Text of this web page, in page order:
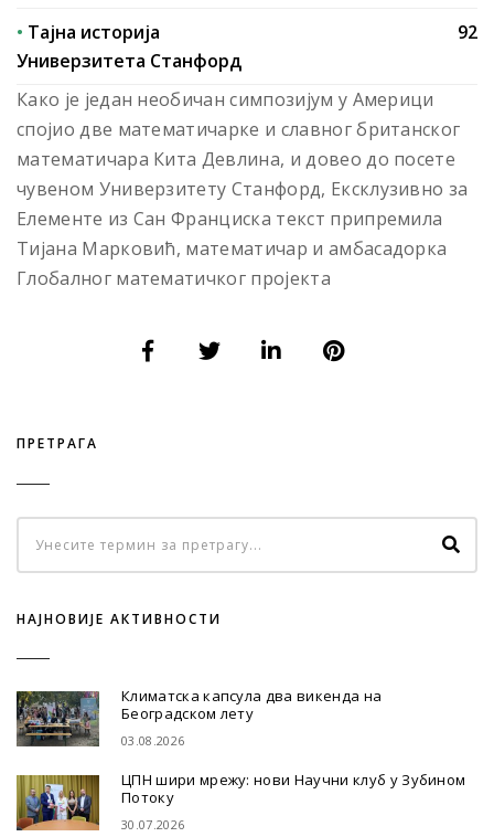
• Тајна историја
Универзитета Стaнфорд
92
Како је један необичан симпозијум у Америци
спојио две математичарке и славног британског
математичара Кита Девлина, и довео до посете
чувеном Универзитету Стaнфорд, Ексклузивно за
Елементе из Сан Франциска текст припремила
Тијана Марковић, математичар и амбасадорка
Глобалног математичког пројекта
ПРЕТРАГА
НАЈНОВИЈЕ АКТИВНОСТИ
Климатска капсула два викенда на
Београдском лету
03.08.2026
ЦПН шири мрежу: нови Научни клуб у Зубином
Потоку
30.07.2026